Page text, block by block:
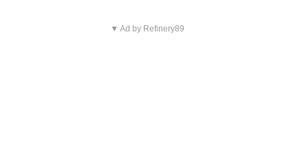
▼ Ad by Refinery89